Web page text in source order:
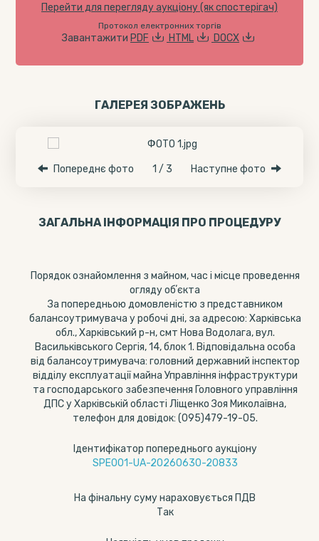
Перейти для перегляду аукціону (як спостерігач)
Протокол електронних торгів
Завантажити PDF HTML DOCX
ГАЛЕРЕЯ ЗОБРАЖЕНЬ
Попереднє фото 1 / 3 Наступне фото
ЗАГАЛЬНА ІНФОРМАЦІЯ ПРО ПРОЦЕДУРУ
Порядок ознайомлення з майном, час і місце проведення
огляду обʼєкта
За попередньою домовленістю з представником
балансоутримувача у робочі дні, за адресою: Харківська
обл., Харківський р-н, смт Нова Водолага, вул.
Васильківського Сергія, 14, блок 1. Відповідальна особа
від балансоутримувача: головний державний інспектор
відділу експлуатації майна Управління інфраструктури
та господарського забезпечення Головного управління
ДПС у Харківській області Ліщенко Зоя Миколаївна,
телефон для довідок: (095)479-19-05.
Ідентифікатор попереднього аукціону
SPE001-UA-20260630-20833
На фінальну суму нараховується ПДВ
Так